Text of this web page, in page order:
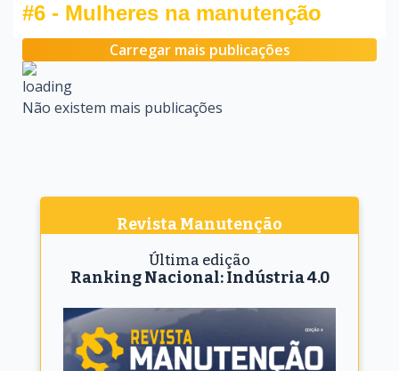
#6 - Mulheres na manutenção
Carregar mais publicações
Não existem mais publicações
Revista Manutenção
Última edição
Ranking Nacional: Indústria 4.0